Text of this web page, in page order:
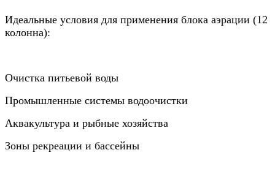
Идеальные условия для применения блока аэрации (12
колонна):
Очистка питьевой воды
Промышленные системы водоочистки
Аквакультура и рыбные хозяйства
Зоны рекреации и бассейны